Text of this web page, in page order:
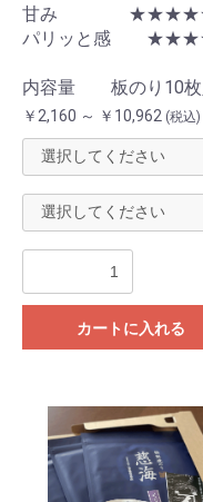
甘み
パリッと感
内容量 板のり10枚
￥2,160 ～ ￥10,962 (税込)
カートに入れる